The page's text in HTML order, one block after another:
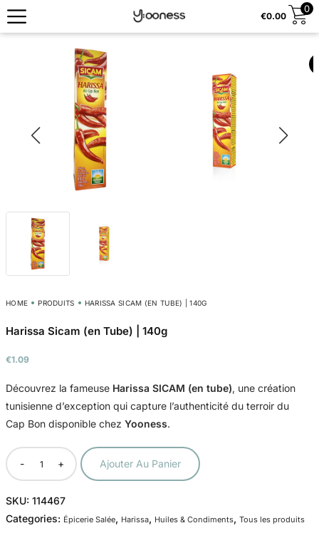
€0.00
0
HOME PRODUITS HARISSA SICAM (EN TUBE) | 140G
Harissa Sicam (en Tube) | 140g
€1.09
Découvrez la fameuse Harissa SICAM (en tube), une création
tunisienne d’exception qui capture l’authenticité du terroir du
Cap Bon disponible chez Yooness.
- + Ajouter Au Panier
SKU: 114467
Categories: Épicerie Salée, Harissa, Huiles & Condiments, Tous les produits